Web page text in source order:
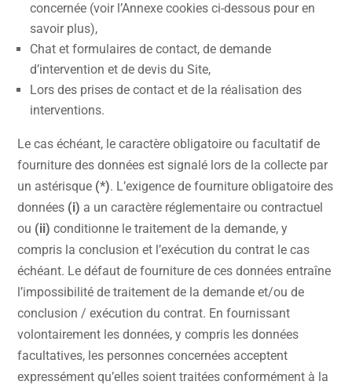
concernée (voir l’Annexe cookies ci-dessous pour en
savoir plus),
Chat et formulaires de contact, de demande
d’intervention et de devis du Site,
Lors des prises de contact et de la réalisation des
interventions.
Le cas échéant, le caractère obligatoire ou facultatif de
fourniture des données est signalé lors de la collecte par
un astérisque (*). L’exigence de fourniture obligatoire des
données (i) a un caractère réglementaire ou contractuel
ou (ii) conditionne le traitement de la demande, y
compris la conclusion et l’exécution du contrat le cas
échéant. Le défaut de fourniture de ces données entraîne
l’impossibilité de traitement de la demande et/ou de
conclusion / exécution du contrat. En fournissant
volontairement les données, y compris les données
facultatives, les personnes concernées acceptent
expressément qu’elles soient traitées conformément à la